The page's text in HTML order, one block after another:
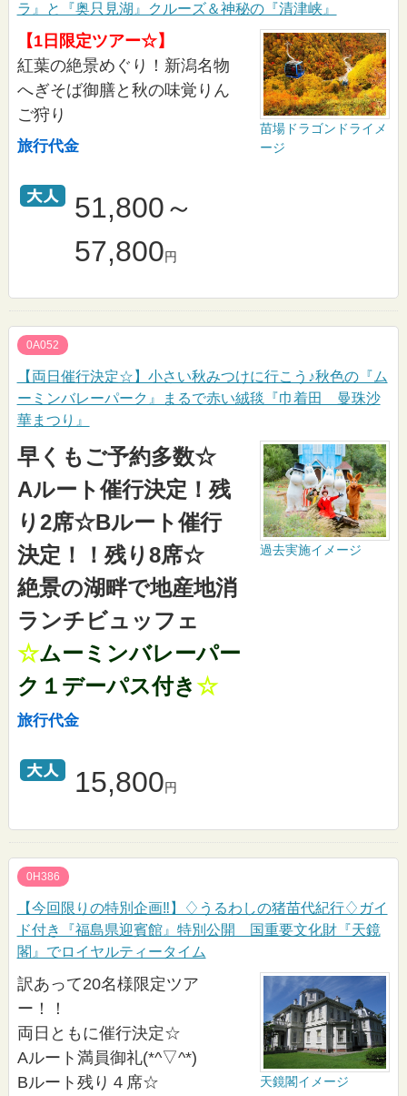
ラ』と『奥只見湖』クルーズ＆神秘の『清津峡』
苗場ドラゴンドライメ
ージ
【1日限定ツアー☆】
紅葉の絶景めぐり！新潟名物
へぎそば御膳と秋の味覚りん
ご狩り
旅行代金
51,800～
57,800円
0A052
【両日催行決定☆】小さい秋みつけに行こう♪秋色の『ム
ーミンバレーパーク』まるで赤い絨毯『巾着田 曼珠沙
華まつり』
過去実施イメージ
早くもご予約多数☆
Aルート催行決定！残
り2席☆Bルート催行
決定！！残り8席☆
絶景の湖畔で地産地消
ランチビュッフェ
☆ムーミンバレーパー
ク１デーパス付き☆
旅行代金
15,800円
0H386
【今回限りの特別企画‼】♢うるわしの猪苗代紀行♢ガイ
ド付き『福島県迎賓館』特別公開 国重要文化財『天鏡
閣』でロイヤルティータイム
天鏡閣イメージ
訳あって20名様限定ツア
ー！！
両日ともに催行決定☆
Aルート満員御礼(*^▽^*)
Bルート残り４席☆